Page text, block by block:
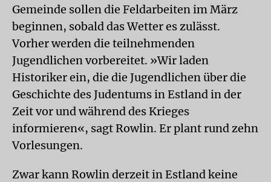
Gemeinde sollen die Feldarbeiten im März
beginnen, sobald das Wetter es zulässt.
Vorher werden die teilnehmenden
Jugendlichen vorbereitet. »Wir laden
Historiker ein, die die Jugendlichen über die
Geschichte des Judentums in Estland in der
Zeit vor und während des Krieges
informieren«, sagt Rowlin. Er plant rund zehn
Vorlesungen.
Zwar kann Rowlin derzeit in Estland keine